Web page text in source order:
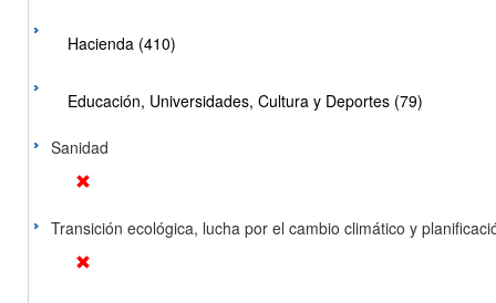
Hacienda (410)
Educación, Universidades, Cultura y Deportes (79)
Sanidad
Transición ecológica, lucha por el cambio climático y